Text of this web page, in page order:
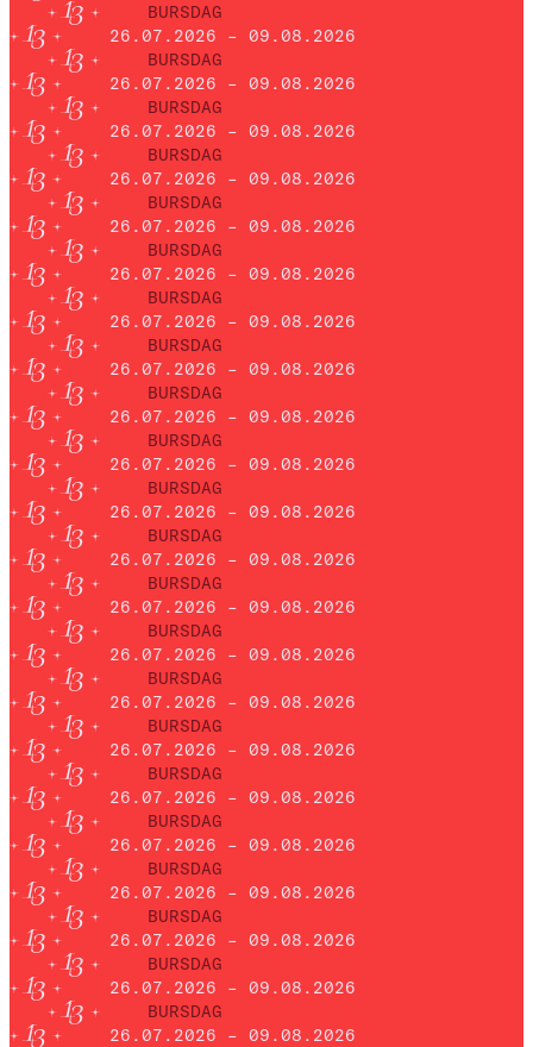
BURSDAG
26.07.2026 – 09.08.2026
BURSDAG
26.07.2026 – 09.08.2026
BURSDAG
26.07.2026 – 09.08.2026
BURSDAG
26.07.2026 – 09.08.2026
BURSDAG
26.07.2026 – 09.08.2026
BURSDAG
26.07.2026 – 09.08.2026
BURSDAG
26.07.2026 – 09.08.2026
BURSDAG
26.07.2026 – 09.08.2026
BURSDAG
26.07.2026 – 09.08.2026
BURSDAG
26.07.2026 – 09.08.2026
BURSDAG
26.07.2026 – 09.08.2026
BURSDAG
26.07.2026 – 09.08.2026
BURSDAG
26.07.2026 – 09.08.2026
BURSDAG
26.07.2026 – 09.08.2026
BURSDAG
26.07.2026 – 09.08.2026
BURSDAG
26.07.2026 – 09.08.2026
BURSDAG
26.07.2026 – 09.08.2026
BURSDAG
26.07.2026 – 09.08.2026
BURSDAG
26.07.2026 – 09.08.2026
BURSDAG
26.07.2026 – 09.08.2026
BURSDAG
26.07.2026 – 09.08.2026
BURSDAG
26.07.2026 – 09.08.2026